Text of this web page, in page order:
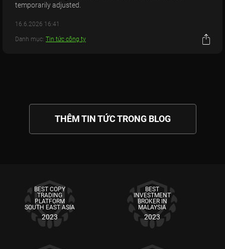
temporarily adjusted.
16.6.2026 16:41
Danh mục: Tin tức công ty
THÊM TIN TỨC TRONG BLOG
BEST COPY
TRADING
PLATFORM
SOUTH EAST ASIA
2023
BEST
INVESTMENT
BROKER IN
MALAYSIA
2023